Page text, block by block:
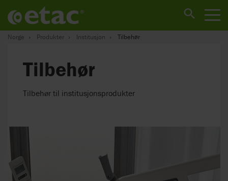
Norge Produkter Institusjon Tilbehør
Tilbehør
Tilbehør til institusjonsprodukter